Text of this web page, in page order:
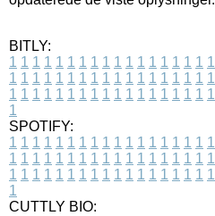
BITLY:
1 1 1 1 1 1 1 1 1 1 1 1 1 1 1 1 1 1
1 1 1 1 1 1 1 1 1 1 1 1 1 1 1 1 1 1
1 1 1 1 1 1 1 1 1 1 1 1 1 1 1 1 1 1
1
SPOTIFY:
1 1 1 1 1 1 1 1 1 1 1 1 1 1 1 1 1 1
1 1 1 1 1 1 1 1 1 1 1 1 1 1 1 1 1 1
1 1 1 1 1 1 1 1 1 1 1 1 1 1 1 1 1 1
1
CUTTLY BIO: